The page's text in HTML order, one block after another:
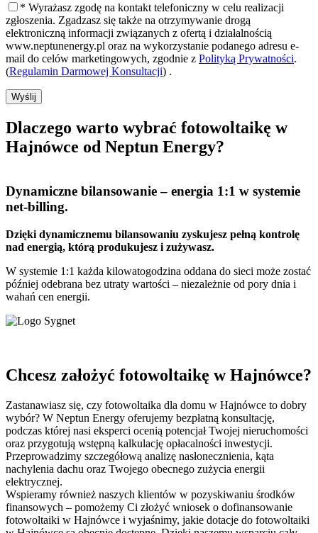
* Wyrażasz zgodę na kontakt telefoniczny w celu realizacji
zgłoszenia. Zgadzasz się także na otrzymywanie drogą
elektroniczną informacji związanych z ofertą i działalnością
www.neptunenergy.pl oraz na wykorzystanie podanego adresu e-
mail do celów marketingowych, zgodnie z Polityką Prywatności.
(Regulamin Darmowej Konsultacji) .
Wyślij
Dlaczego warto wybrać fotowoltaikę w
Hajnówce od Neptun Energy?
Dynamiczne bilansowanie– energia 1:1 w systemie
net-billing.
Dzięki dynamicznemu bilansowaniu zyskujesz pełną kontrolę
nad energią, którą produkujesz i zużywasz.
W systemie 1:1 każda kilowatogodzina oddana do sieci może zostać
później odebrana bez utraty wartości – niezależnie od pory dnia i
wahań cen energii.
Chcesz założyć fotowoltaikę w Hajnówce?
Zastanawiasz się, czy fotowoltaika dla domu w Hajnówce to dobry
wybór? W Neptun Energy oferujemy bezpłatną konsultację,
podczas której nasi eksperci ocenią potencjał Twojej nieruchomości
oraz przygotują wstępną kalkulację opłacalności inwestycji.
Przeprowadzimy szczegółową analizę nasłonecznienia, kąta
nachylenia dachu oraz Twojego obecnego zużycia energii
elektrycznej.
Wspieramy również naszych klientów w pozyskiwaniu środków
finansowych – pomożemy Ci złożyć wniosek o dofinansowanie
fotowoltaiki w Hajnówce i wyjaśnimy, jakie dotacje do fotowoltaiki